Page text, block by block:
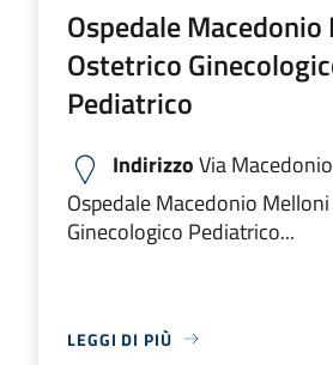
Ospedale Macedonio
Ostetrico
Pediatrico
IndirizzoVia
Ospedale Macedonio
Ginecologico Pediatrico...
LEGGI DI PIÙ